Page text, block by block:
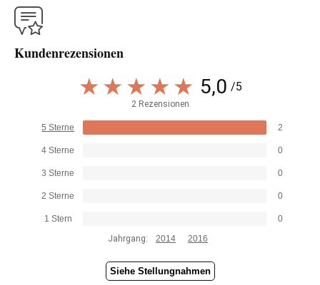
Kundenrezensionen
5,0 /5
2 Rezensionen
5 Sterne 2
4 Sterne 0
3 Sterne 0
2 Sterne 0
1 Stern
0
Jahrgang:
2014 2016
Siehe Stellungnahmen